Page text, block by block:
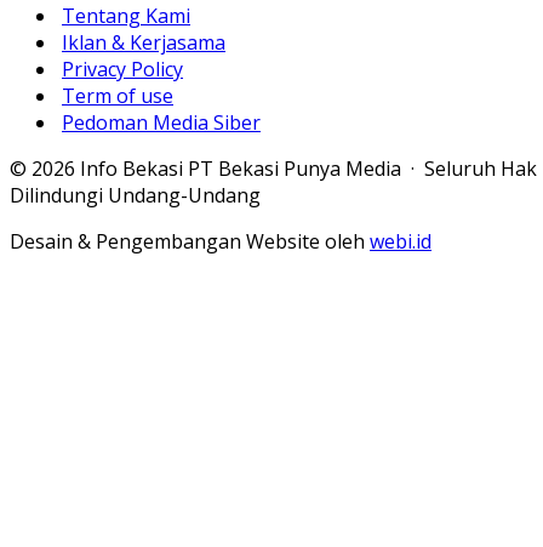
Tentang Kami
Iklan & Kerjasama
Privacy Policy
Term of use
Pedoman Media Siber
© 2026 Info Bekasi PT Bekasi Punya Media · Seluruh Hak
Dilindungi Undang-Undang
Desain & Pengembangan Website oleh webi.id